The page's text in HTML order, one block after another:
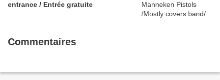
entrance / Entrée gratuite
Commentaires